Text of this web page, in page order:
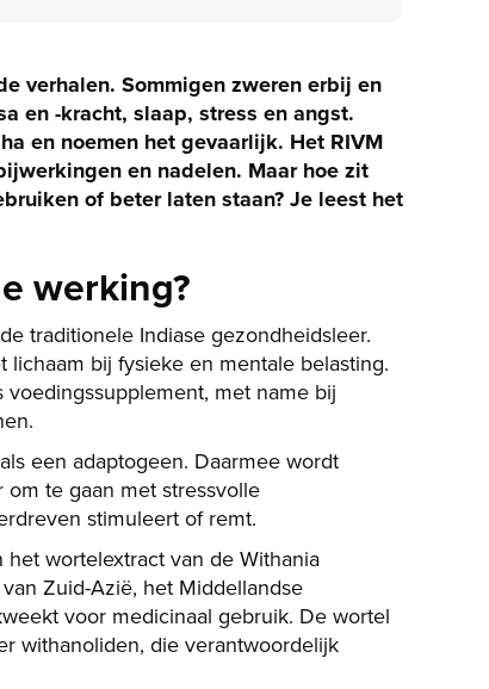
verhalen. Sommigen zweren erbij en
en -kracht, slaap, stress en angst.
en noemen het gevaarlijk. Het RIVM
en nadelen. Maar hoe zit
of beter laten staan? Je leest het
werking?
traditionele Indiase gezondheidsleer.
bij fysieke en mentale belasting.
met name bij
een adaptogeen. Daarmee wordt
te gaan met stressvolle
stimuleert of remt.
wortelextract van de Withania
Zuid-Azië, het Middellandse
voor medicinaal gebruik. De wortel
withanoliden, die verantwoordelijk